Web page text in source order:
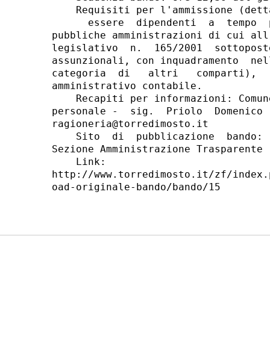
Requisiti per l'ammissione
essere  dipendenti  a  tempo
pubbliche amministrazioni di cui
legislativo  n.  165/2001
assunzionali, con inquadramento
categoria  di   altri
amministrativo contabile.
Recapiti per informazioni:
personale -  sig.  Priolo
ragioneria@torredimosto.it
Sito  di  pubblicazione  bando:
Sezione Amministrazione
    Link:
http://www.torredimosto.it/zf/
oad-originale-bando/bando/15